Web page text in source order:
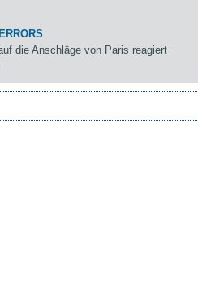
die Anschläge von Paris reagiert